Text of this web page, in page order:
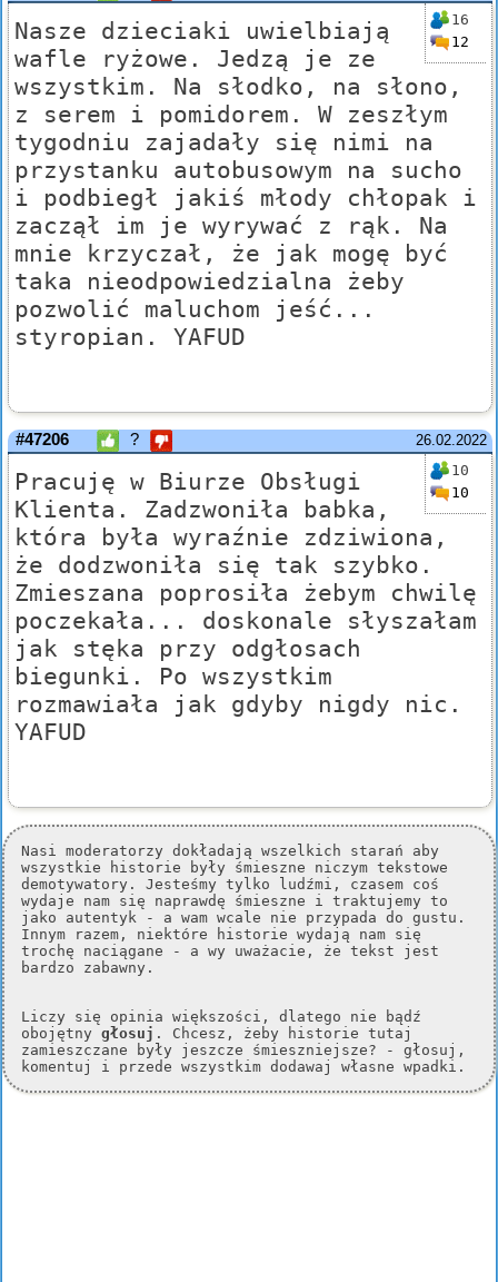
16
12
Nasze dzieciaki uwielbiają
wafle ryżowe. Jedzą je ze
wszystkim. Na słodko, na słono,
z serem i pomidorem. W zeszłym
tygodniu zajadały się nimi na
przystanku autobusowym na sucho
i podbiegł jakiś młody chłopak i
zaczął im je wyrywać z rąk. Na
mnie krzyczał, że jak mogę być
taka nieodpowiedzialna żeby
pozwolić maluchom jeść...
styropian. YAFUD
26.02.2022
#47206 ?
10
10
Pracuję w Biurze Obsługi
Klienta. Zadzwoniła babka,
która była wyraźnie zdziwiona,
że dodzwoniła się tak szybko.
Zmieszana poprosiła żebym chwilę
poczekała... doskonale słyszałam
jak stęka przy odgłosach
biegunki. Po wszystkim
rozmawiała jak gdyby nigdy nic.
YAFUD
Nasi moderatorzy dokładają wszelkich starań aby
wszystkie historie były śmieszne niczym tekstowe
demotywatory. Jesteśmy tylko ludźmi, czasem coś
wydaje nam się naprawdę śmieszne i traktujemy to
jako autentyk - a wam wcale nie przypada do gustu.
Innym razem, niektóre historie wydają nam się
trochę naciągane - a wy uważacie, że tekst jest
bardzo zabawny.
Liczy się opinia większości, dlatego nie bądź
obojętny głosuj . Chcesz, żeby historie tutaj
zamieszczane były jeszcze śmieszniejsze? - głosuj,
komentuj i przede wszystkim dodawaj własne wpadki.